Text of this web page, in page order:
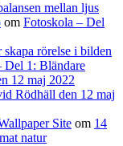
mellan ljus
om Fotoskola – Del
rörelse i bilden
Del 1: Bländare
12 maj 2022
Rödhäll den 12 maj
Site om 14
natur